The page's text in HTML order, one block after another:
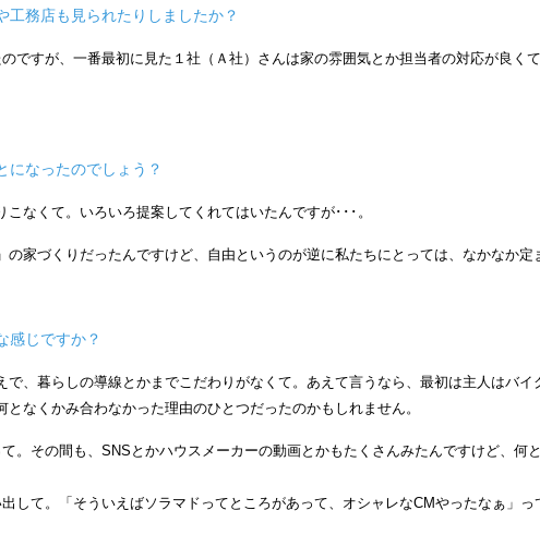
務店も見られたりしましたか？
ですが、一番最初に見た１社（Ａ社）さんは家の雰囲気とか担当者の対応が良
になったのでしょう？
なくて。いろいろ提案してくれてはいたんですが･･･。
家づくりだったんですけど、自由というのが逆に私たちにとっては、なかなか定
感じですか？
、暮らしの導線とかまでこだわりがなくて。あえて言うなら、最初は主人はバ
なくかみ合わなかった理由のひとつだったのかもしれません。
。その間も、SNSとかハウスメーカーの動画とかもたくさんみたんですけど、
して。「そういえばソラマドってところがあって、オシャレなCMやったなぁ」